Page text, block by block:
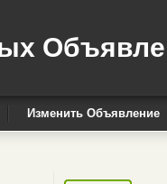
Изменить Объявление